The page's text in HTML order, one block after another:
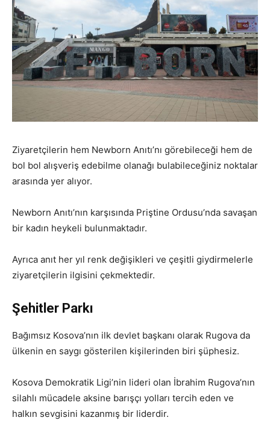
Ziyaretçilerin hem Newborn Anıtı’nı görebileceği hem de
bol bol alışveriş edebilme olanağı bulabileceğiniz noktalar
arasında yer alıyor.
Newborn Anıtı’nın karşısında Priştine Ordusu’nda savaşan
bir kadın heykeli bulunmaktadır.
Ayrıca anıt her yıl renk değişikleri ve çeşitli giydirmelerle
ziyaretçilerin ilgisini çekmektedir.
Şehitler Parkı
Bağımsız Kosova’nın ilk devlet başkanı olarak Rugova da
ülkenin en saygı gösterilen kişilerinden biri şüphesiz.
Kosova Demokratik Ligi’nin lideri olan İbrahim Rugova’nın
silahlı mücadele aksine barışçı yolları tercih eden ve
halkın sevgisini kazanmış bir liderdir.